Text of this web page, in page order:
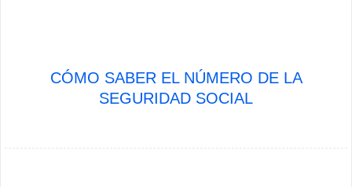
CÓMO SABER EL NÚMERO DE LA
SEGURIDAD SOCIAL